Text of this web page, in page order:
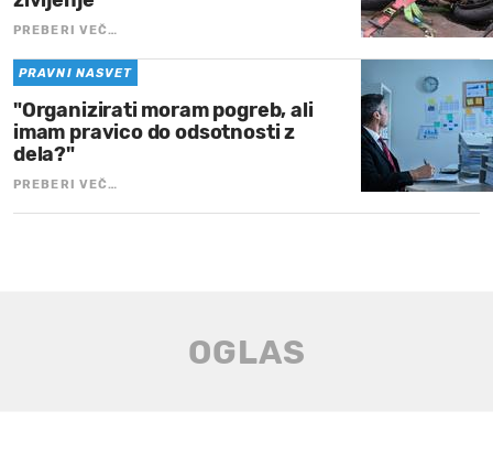
PREBERI VEČ…
PRAVNI NASVET
"Organizirati moram pogreb, ali
imam pravico do odsotnosti z
dela?"
PREBERI VEČ…